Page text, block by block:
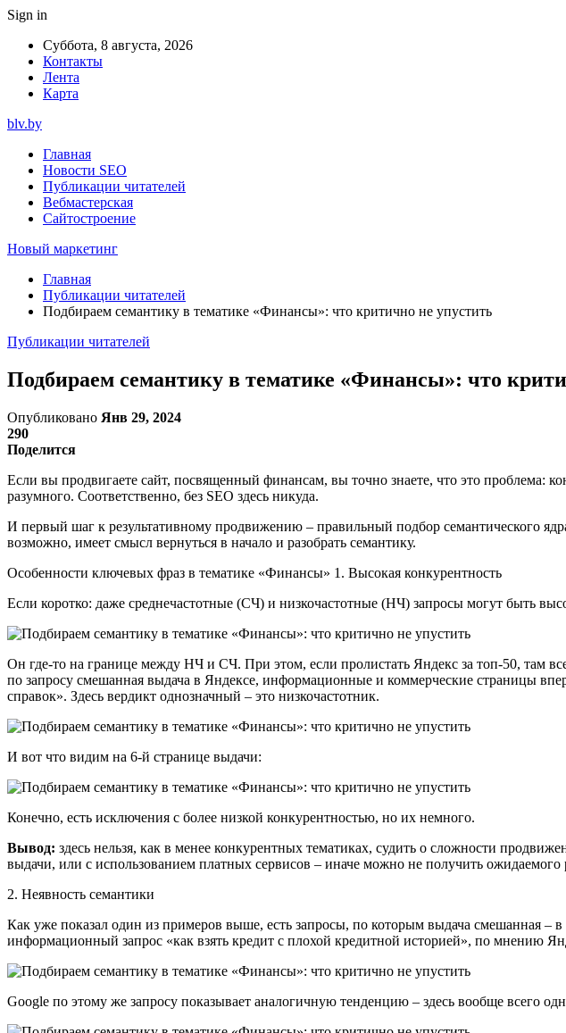
Sign in
Суббота, 8 августа, 2026
Контакты
Лента
Карта
blv.by
Главная
Новости SEO
Публикации читателей
Вебмастерская
Сайтостроение
Новый маркетинг
Главная
Публикации читателей
Подбираем семантику в тематике «Финансы»: что критично не упустить
Публикации читателей
Подбираем семантику в тематике «Финансы»: что
Опубликовано Янв 29, 2024
290
Поделится
Если вы продвигаете сайт, посвященный финансам, вы точно знаете, что это проблема:
разумного. Соответственно, без SEO здесь никуда.
И первый шаг к результативному продвижению – правильный подбор семантического
возможно, имеет смысл вернуться в начало и разобрать семантику.
Особенности ключевых фраз в тематике «Финансы» 1. Высокая конкурентность
Если коротко: даже среднечастотные (СЧ) и низкочастотные (НЧ) запросы могут быть
Он где-то на границе между НЧ и СЧ. При этом, если пролистать Яндекс за топ-50, там
по запросу смешанная выдача в Яндексе, информационные и коммерческие страницы
справок». Здесь вердикт однозначный – это низкочастотник.
И вот что видим на 6-й странице выдачи:
Конечно, есть исключения с более низкой конкурентностью, но их немного.
Вывод: здесь нельзя, как в менее конкурентных тематиках, судить о сложности
выдачи, или с использованием платных сервисов – иначе можно не получить
2. Неявность семантики
Как уже показал один из примеров выше, есть запросы, по которым выдача смешанная
информационный запрос «как взять кредит с плохой кредитной историей», по мнению
Google по этому же запросу показывает аналогичную тенденцию – здесь вообще всего